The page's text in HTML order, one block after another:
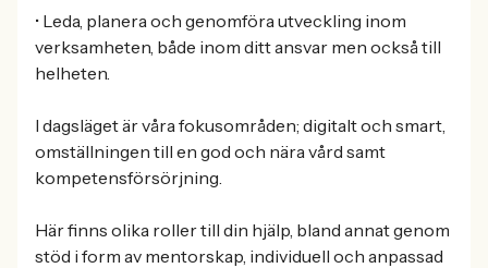
• Leda, planera och genomföra utveckling inom
verksamheten, både inom ditt ansvar men också till
helheten.
I dagsläget är våra fokusområden; digitalt och smart,
omställningen till en god och nära vård samt
kompetensförsörjning.
Här finns olika roller till din hjälp, bland annat genom
stöd i form av mentorskap, individuell och anpassad